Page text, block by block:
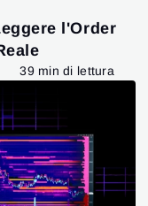
l'Order
39 min di lettura